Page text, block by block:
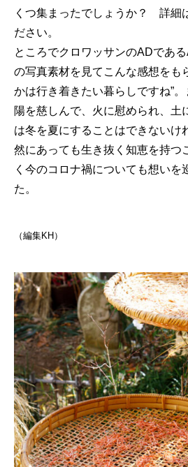
くつ集まったでしょうか？ 詳細
ださい。
ところでクロワッサンのADであ
の写真素材を見てこんな感想をも
かは行き着きたい暮らしですね”
陽を慈しんで、火に慰められ、
は冬を夏にすることはできないけ
然にあっても生き抜く知恵を持つ
く今のコロナ禍についても想いを
た。
（編集KH）